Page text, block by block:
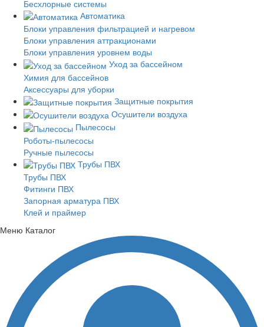
Бесхлорные системы
Автоматика
Блоки управления фильтрацией и нагревом
Блоки управления аттракционами
Блоки управления уровнем воды
Уход за бассейном
Химия для бассейнов
Аксессуары для уборки
Защитные покрытия
Осушители воздуха
Пылесосы
Роботы-пылесосы
Ручные пылесосы
Трубы ПВХ
Трубы ПВХ
Фитинги ПВХ
Запорная арматура ПВХ
Клей и праймер
Меню Каталог